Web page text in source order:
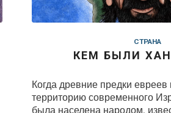
СТРАНА
КЕМ БЫЛИ
Когда древние предки
территорию современного
была населена народом,